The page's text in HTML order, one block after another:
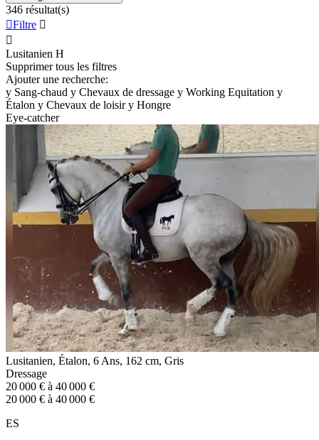
346 résultat(s)
Filtre 

Lusitanien H
Supprimer tous les filtres
Ajouter une recherche:
y Sang-chaud y Chevaux de dressage y Working Equitation y
Étalon y Chevaux de loisir y Hongre
Eye-catcher
Lusitanien, Étalon, 6 Ans, 162 cm, Gris
Dressage
20 000 € à 40 000 €
20 000 € à 40 000 €
ES